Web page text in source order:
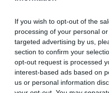
If you wish to opt-out of the
processing of your personal
targeted advertising by us,
section to confirm your
opt-out request is processed
interest-based ads based on
us or personal information
ACTIVAR AHORA
Tags
Bisoprolol COR